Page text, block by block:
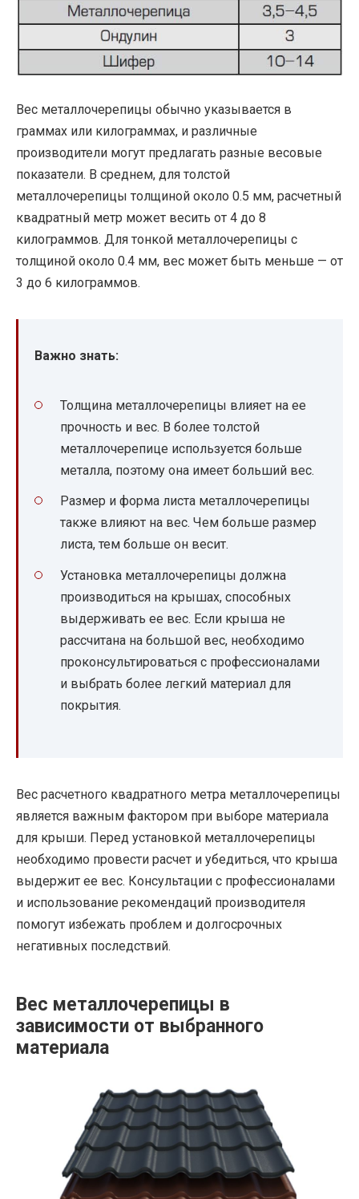
Вес металлочерепицы обычно указывается в
граммах или килограммах, и различные
производители могут предлагать разные весовые
показатели. В среднем, для толстой
металлочерепицы толщиной около 0.5 мм, расчетный
квадратный метр может весить от 4 до 8
килограммов. Для тонкой металлочерепицы с
толщиной около 0.4 мм, вес может быть меньше — от
3 до 6 килограммов.
Важно знать:
Толщина металлочерепицы влияет на ее
прочность и вес. В более толстой
металлочерепице используется больше
металла, поэтому она имеет больший вес.
Размер и форма листа металлочерепицы
также влияют на вес. Чем больше размер
листа, тем больше он весит.
Установка металлочерепицы должна
производиться на крышах, способных
выдерживать ее вес. Если крыша не
рассчитана на большой вес, необходимо
проконсультироваться с профессионалами
и выбрать более легкий материал для
покрытия.
Вес расчетного квадратного метра металлочерепицы
является важным фактором при выборе материала
для крыши. Перед установкой металлочерепицы
необходимо провести расчет и убедиться, что крыша
выдержит ее вес. Консультации с профессионалами
и использование рекомендаций производителя
помогут избежать проблем и долгосрочных
негативных последствий.
Вес металлочерепицы в
зависимости от выбранного
материала